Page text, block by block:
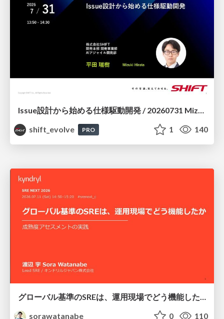
shift_evolve
PRO 1 140
グローバル基準のSREは、運用現場でどう機能したか：成熟度アセスメントの実践 ／ SRE NEXT 2026
sorawatanabe
0 110